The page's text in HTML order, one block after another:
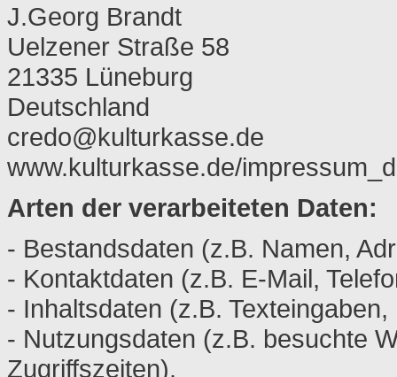
J.Georg Brandt
Uelzener Straße 58
21335 Lüneburg
Deutschland
credo@kulturkasse.de
www.kulturkasse.de/
Arten der verarbeiteten Daten:
- Bestandsdaten (z.B. Namen,
- Kontaktdaten (z.B. E-Mail,
- Inhaltsdaten (z.B.
- Nutzungsdaten (z.B. besuchte
Zugriffszeiten).